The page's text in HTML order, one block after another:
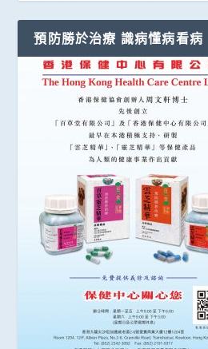
預防勝於治療 識病懂病看病